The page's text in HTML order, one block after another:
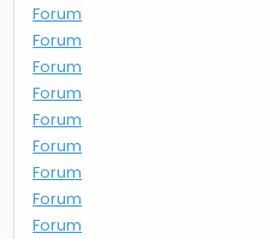
Forum
Forum
Forum
Forum
Forum
Forum
Forum
Forum
Forum